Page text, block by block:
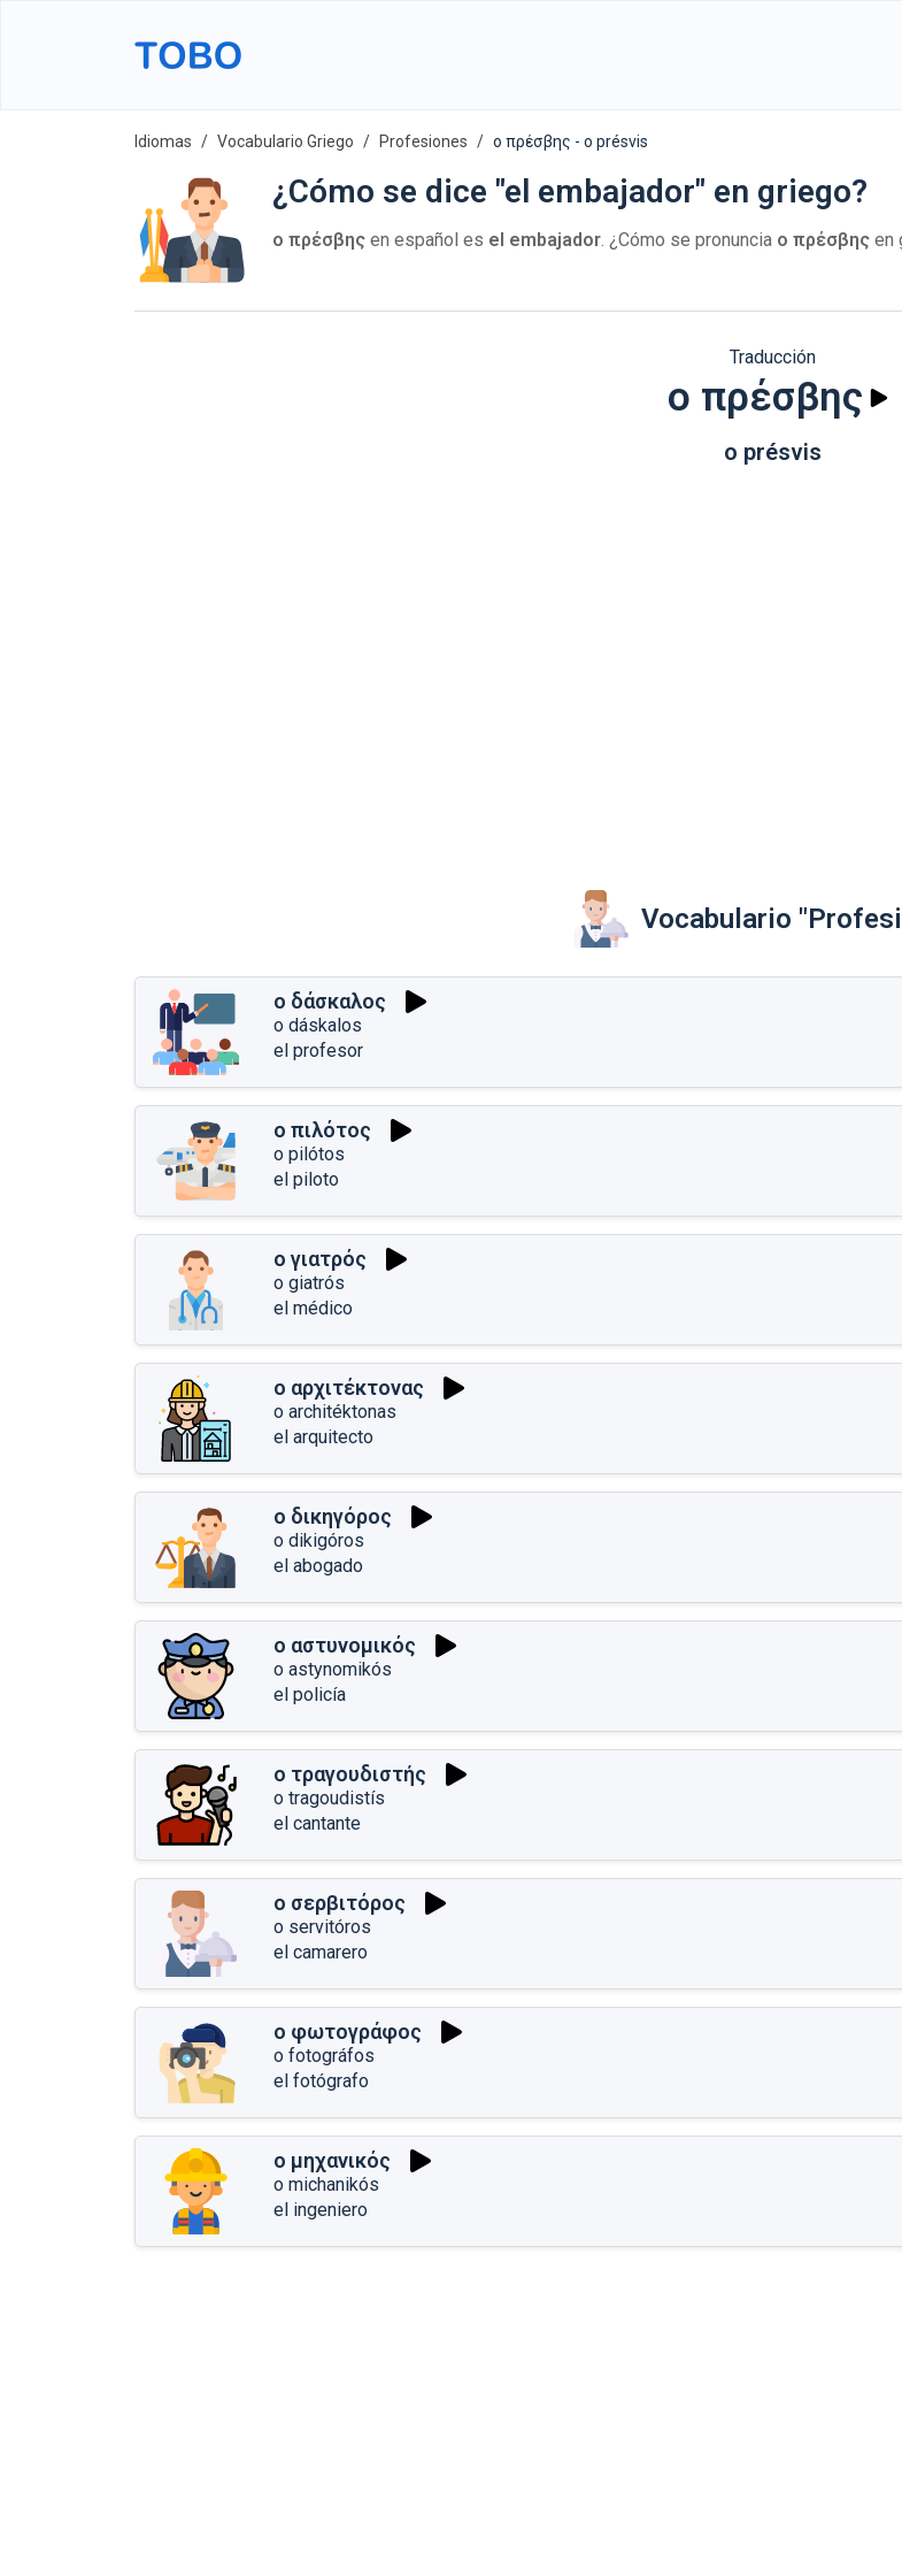
Idiomas Vocabulario Griego Profesiones ο πρέσβης - o présvis
¿Cómo se dice "el embajador" en griego?
ο πρέσβης en español es el embajador. ¿Cómo se pronuncia ο πρέσβης en
Traducción
ο πρέσβης
o présvis
Vocabulario
ο δάσκαλος
o dáskalos
el profesor
ο πιλότος
o pilótos
el piloto
ο γιατρός
o giatrós
el médico
ο αρχιτέκτονας
o architéktonas
el arquitecto
ο δικηγόρος
o dikigóros
el abogado
ο αστυνομικός
o astynomikós
el policía
ο τραγουδιστής
o tragoudistís
el cantante
ο σερβιτόρος
o servitóros
el camarero
ο φωτογράφος
o fotográfos
el fotógrafo
ο μηχανικός
o michanikós
el ingeniero